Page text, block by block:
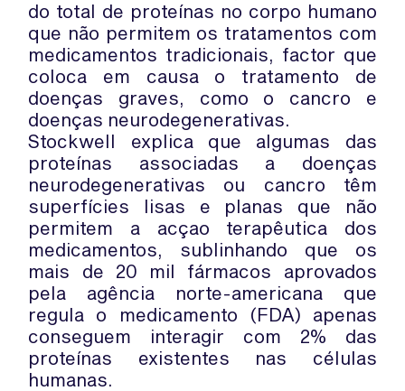
do total de proteínas no corpo humano
que não permitem os tratamentos com
medicamentos tradicionais, factor que
coloca em causa o tratamento de
doenças graves, como o cancro e
doenças neurodegenerativas.
Stockwell explica que algumas das
proteínas associadas a doenças
neurodegenerativas ou cancro têm
superfícies lisas e planas que não
permitem a acçao terapêutica dos
medicamentos, sublinhando que os
mais de 20 mil fármacos aprovados
pela agência norte-americana que
regula o medicamento (FDA) apenas
conseguem interagir com 2% das
proteínas existentes nas células
humanas.